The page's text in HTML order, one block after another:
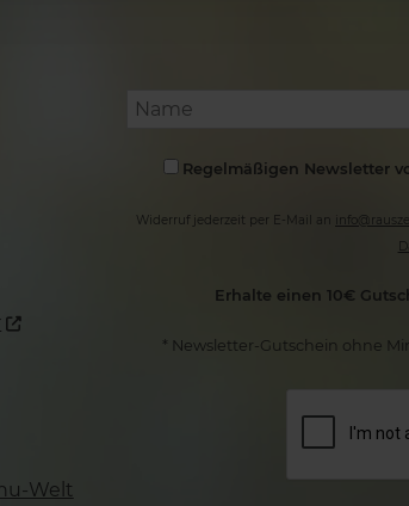
Welt
Regelmäßigen Newsletter
Widerruf jederzeit per E-Mail an
Erhalte einen 10€
* Newsletter-Gutschein ohne